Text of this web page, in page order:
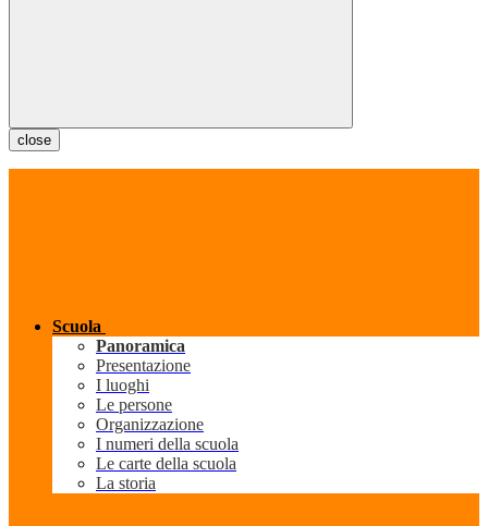
close
Scuola
Panoramica
Presentazione
I luoghi
Le persone
Organizzazione
I numeri della scuola
Le carte della scuola
La storia